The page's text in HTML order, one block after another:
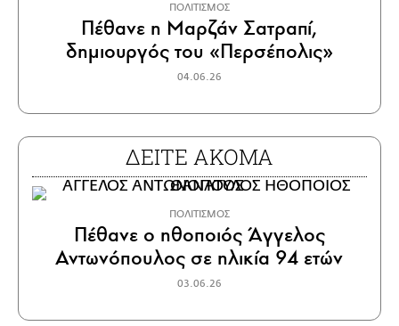
ΠΟΛΙΤΙΣΜΟΣ
Πέθανε η Μαρζάν Σατραπί,
δημιουργός του «Περσέπολις»
04.06.26
ΔΕΙΤΕ ΑΚΟΜΑ
ΠΟΛΙΤΙΣΜΟΣ
Πέθανε ο ηθοποιός Άγγελος
Αντωνόπουλος σε ηλικία 94 ετών
03.06.26